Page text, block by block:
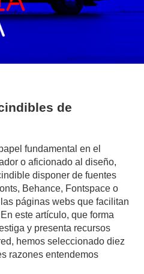
de
fundamental en el
o aficionado al diseño,
disponer de fuentes
Behance, Fontspace o
páginas webs que facilitan
este artículo, que forma
y presenta recursos
hemos seleccionado diez
razones entendemos